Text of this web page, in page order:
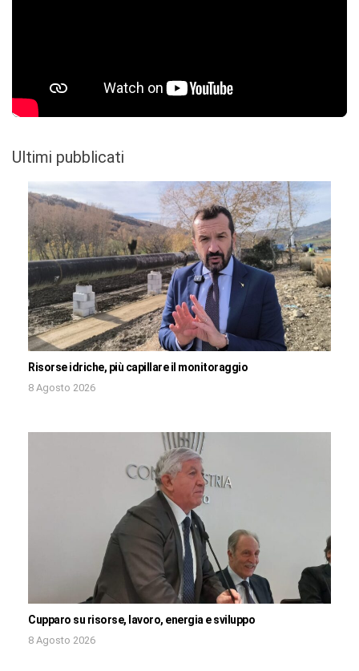
Ultimi pubblicati
Risorse idriche, più capillare il monitoraggio
8 Agosto 2026
Cupparo su risorse, lavoro, energia e sviluppo
8 Agosto 2026